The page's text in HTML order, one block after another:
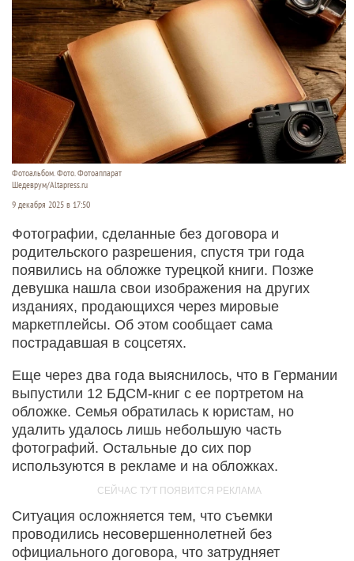
Фотоальбом. Фото. Фотоаппарат
Шедеврум/Altapress.ru
9 декабря 2025 в 17:50
Фотографии, сделанные без договора и
родительского разрешения, спустя три года
появились на обложке турецкой книги. Позже
девушка нашла свои изображения на других
изданиях, продающихся через мировые
маркетплейсы. Об этом сообщает сама
пострадавшая в соцсетях.
Еще через два года выяснилось, что в Германии
выпустили 12 БДСМ-книг с ее портретом на
обложке. Семья обратилась к юристам, но
удалить удалось лишь небольшую часть
фотографий. Остальные до сих пор
используются в рекламе и на обложках.
Ситуация осложняется тем, что съемки
проводились несовершеннолетней без
официального договора, что затрудняет